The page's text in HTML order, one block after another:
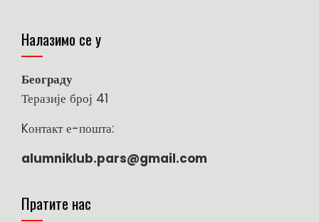
Налазимо се у
Београду
Теразије број 41
Kонтакт е-пошта:
alumniklub.pars@gmail.com
Пратите нас